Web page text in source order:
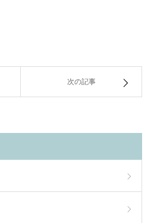
次の記事